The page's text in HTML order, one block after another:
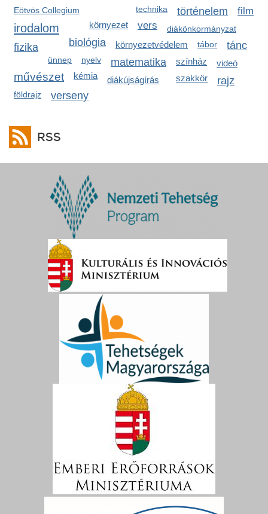
Eötvös Collegium
technika történelem
környezet vers
irodalom diákönkormányzat
biológia környezetvédelem tábor tánc
film
fizika
ünnep nyelv matematika színház videó
művészet kémia szakkör
diákújságírás rajz
földrajz verseny
RSS